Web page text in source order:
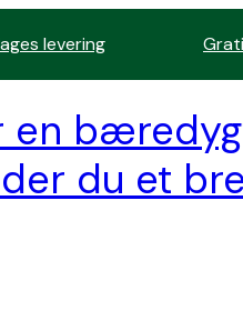
levering
en
du et